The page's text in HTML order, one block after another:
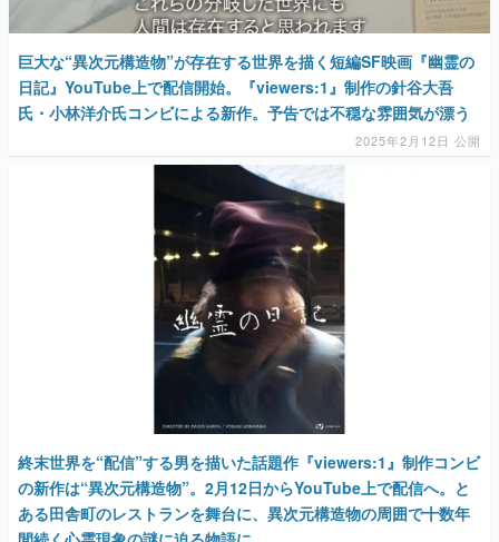
カテゴリ
特集記事
電ファミニコゲーマーとは？
運営：株式会社マレ
日記』YouTube上で配信開始。『viewers:1』制作の針谷大吾
氏・小林洋介氏コンビによる新作。予告では不穏な雰囲気が漂う
2025年2月12日 公開
終末世界を“配信”する男を描いた話題作『viewers:1』制作コンビ
の新作は“異次元構造物”。2月12日からYouTube上で配信へ。と
ある田舎町のレストランを舞台に、異次元構造物の周囲で十数年
間続く心霊現象の謎に迫る物語に
2025年1月21日 公開